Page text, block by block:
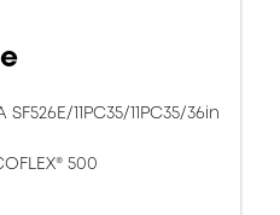
SF526E/11PC35/11PC35/36in
500